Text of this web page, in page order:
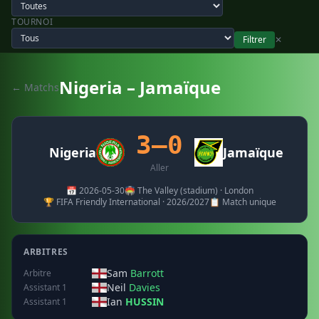
TOURNOI
Filtrer
✕
← MatchsNigeria – Jamaïque
Nigeria 3–0
Aller
Jamaïque
📅 2026-05-30🏟️ The Valley (stadium) · London
🏆 FIFA Friendly International · 2026/2027📋 Match unique
ARBITRES
Arbitre
Sam Barrott
Assistant 1 Neil Davies
Assistant 1 Ian HUSSIN